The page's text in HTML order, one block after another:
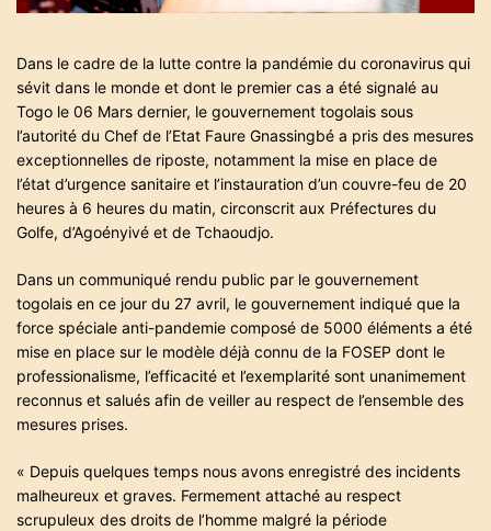
Dans le cadre de la lutte contre la pandémie du coronavirus qui
sévit dans le monde et dont le premier cas a été signalé au
Togo le 06 Mars dernier, le gouvernement togolais sous
l’autorité du Chef de l’Etat Faure Gnassingbé a pris des mesures
exceptionnelles de riposte, notamment la mise en place de
l’état d’urgence sanitaire et l’instauration d’un couvre-feu de 20
heures à 6 heures du matin, circonscrit aux Préfectures du
Golfe, d’Agoényivé et de Tchaoudjo.
Dans un communiqué rendu public par le gouvernement
togolais en ce jour du 27 avril, le gouvernement indiqué que la
force spéciale anti-pandemie composé de 5000 éléments a été
mise en place sur le modèle déjà connu de la FOSEP dont le
professionalisme, l’efficacité et l’exemplarité sont unanimement
reconnus et salués afin de veiller au respect de l’ensemble des
mesures prises.
« Depuis quelques temps nous avons enregistré des incidents
malheureux et graves. Fermement attaché au respect
scrupuleux des droits de l’homme malgré la période